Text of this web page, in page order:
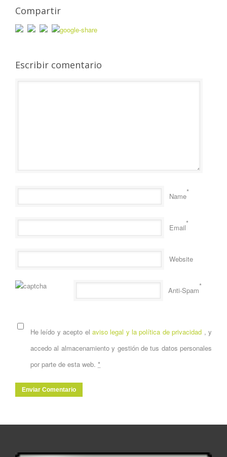
Compartir
Escribir comentario
Name*
Email*
Website
Anti-Spam*
He leído y acepto el aviso legal y la política de privacidad , y
accedo al almacenamiento y gestión de tus datos personales
por parte de esta web. *